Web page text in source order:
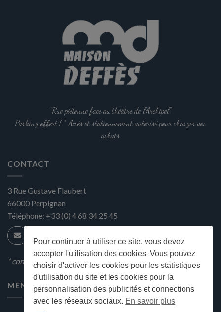
Pour continuer à utiliser ce site, vous devez
accepter l'utilisation des cookies. Vous pouvez
choisir d'activer les cookies pour les statistiques
d'utilisation du site et les cookies pour la
personnalisation des publicités et connections
avec les réseaux sociaux. En savoir plus
plusieurs
variations.
Les
options
peuvent
être
choisies
la
page
du
"Rue piétonne face au théâtre de l'Archipel".
Parking offert ! * Accès et stationnement autorisé pour charger vos
achats
CONTACT
3 Rue Gustave Flaubert
66000 Perpignan
Téléphone: +33 (0) 4 68 34 25 45
* condition en magasin
MENU